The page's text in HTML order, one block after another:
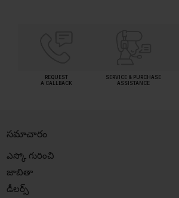
REQUEST
A CALLBACK
SERVICE & PURCHASE
ASSISTANCE
సమాచారం
ఎస్కో గురించి
జాబితా
డీలర్స్